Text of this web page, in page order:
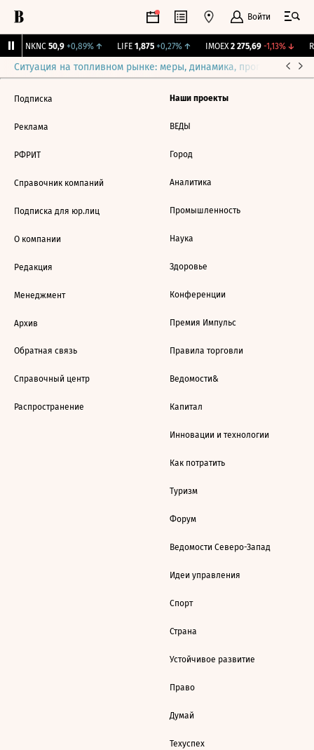
Войти
NKNC 50,9 +0,89%↑ LIFE 1,875 +0,27%↑ IMOEX 2 275,69 -1,13%↓
Ситуация на топливном рынке: меры, динамика, прогнозы
Подписка
Реклама
РФРИТ
Справочник компаний
Подписка для юр.лиц
О компании
Редакция
Менеджмент
Архив
Обратная связь
Справочный центр
Распространение
Наши проекты
ВЕДЫ
Город
Аналитика
Промышленность
Наука
Здоровье
Конференции
Премия Импульс
Правила торговли
Ведомости&
Капитал
Инновации и технологии
Как потратить
Туризм
Форум
Ведомости Северо-Запад
Идеи управления
Спорт
Страна
Устойчивое развитие
Право
Думай
Техуспех